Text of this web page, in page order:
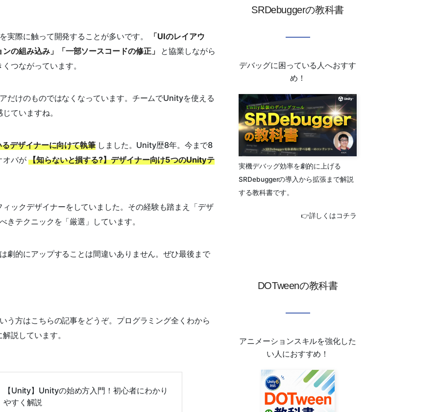
際に触って開発することが多いです。
「UIのレイアウ
の組み込み」「一部ソースコードの修正」
と協業しながら
つながっています。
だけのものではなくなっています。チームでUnityを使える
ていますね。
デザイナーに向けて執筆しました。Unity歴8年。今まで8
オバが 【知らないと損する?】デザイナー向け5つのUnityテ
ックデザイナーをしていました。その経験も踏まえ「デザ
テクニックを「厳選」しています。
劇的にアップすることは間違いありません。ぜひ最後まで
う方はこちらの記事をどうぞ。プログラミング全くわから
説しています。
【Unity】Unityの始め方入門！初心者にわかり
やすく解説
SRDebuggerの教科書
デバッグに困っている人へおすす
め！
実機デバッグ効率を劇的に上げる
SRDebuggerの導入から拡張まで解説
する教科書です。
👉詳しくはコチラ
DOTweenの教科書
アニメーションスキルを強化した
い人におすすめ！